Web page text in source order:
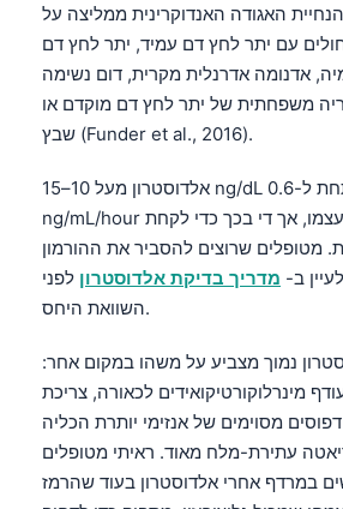
האגודה האנדוקרינית ממליצה על
עם יתר לחץ דם עמיד, יתר לחץ דם
אדנומה אדרנלית מקרית, דום נשימה
משפחתית של יתר לחץ דם מוקדם או
שבץ (Funder et al., 2016).
אלדוסטרון מעל 10–15 ng/dL עם רנין מתחת ל-0.6
ng/mL/hour אינו אבחנתי כשלעצמו, אך די בכך כדי לקחת
מטופלים שרוצים להסביר את ההורמון
ב- מדריך בדיקת אלדוסטרון לפני
השוואת היחס.
נמוך מצביע על משהו במקום אחר:
מינרלוקורטיקואידים לכאורה, צריכת
מסוימים של אנזימי יותרת הכליה
עתירת-מלח מאוד. ראיתי מטופלים
במרדף אחרי אלדוסטרון בעוד שהרמז